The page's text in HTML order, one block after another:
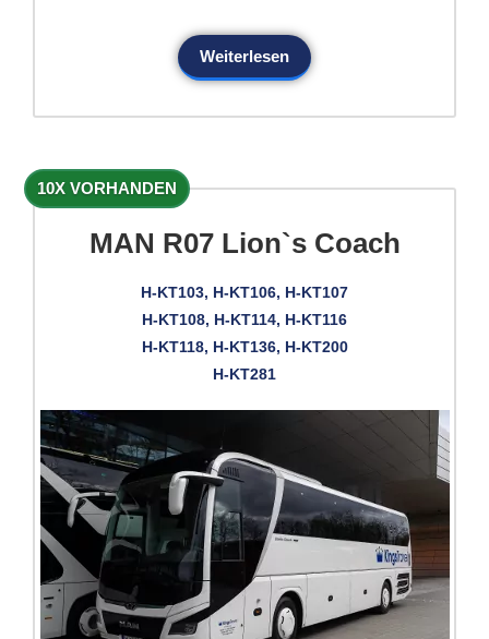
Weiterlesen
10X VORHANDEN
MAN R07 Lion`s Coach
H-KT103, H-KT106, H-KT107
H-KT108, H-KT114, H-KT116
H-KT118, H-KT136, H-KT200
H-KT281